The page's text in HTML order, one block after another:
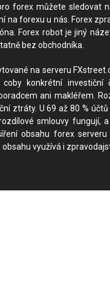
forex můžete sledovat
na forexu u nás. Forex
Forex robot je jiný
bez obchodníka.
na serveru
konkrétní investiční
ani makléřem.
ztráty. U 69 až 80 %
smlouvy fungují,
obsahu forex
obsahu využívá i